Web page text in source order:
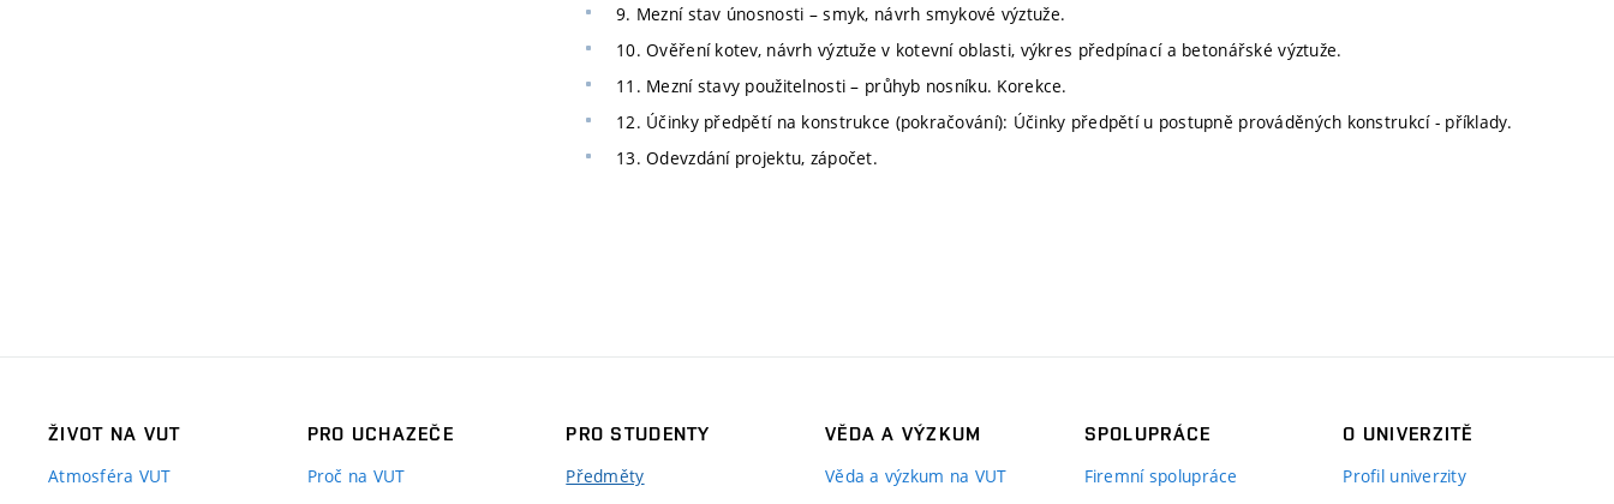
9. Mezní stav únosnosti – smyk, návrh smykové výztuže.
10. Ověření kotev, návrh výztuže v kotevní oblasti, výkres předpínací a betonářské výztuže.
11. Mezní stavy použitelnosti – průhyb nosníku. Korekce.
12. Účinky předpětí na konstrukce (pokračování): Účinky předpětí u postupně prováděných konstrukcí - příklady.
13. Odevzdání projektu, zápočet.
ŽIVOT NA VUT
Atmosféra VUT
PRO UCHAZEČE
Proč na VUT
PRO STUDENTY
Předměty
VĚDA A VÝZKUM
Věda a výzkum na VUT
SPOLUPRÁCE
Firemní spolupráce
O UNIVERZITĚ
Profil univerzity